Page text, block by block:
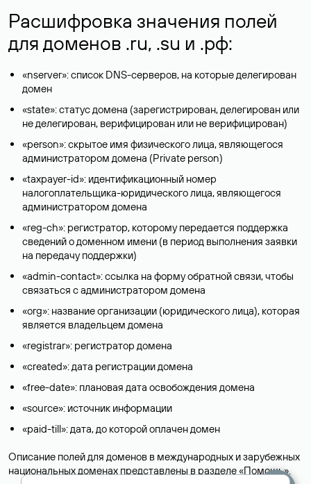
Расшифровка значения полей
для доменов .ru, .su и .рф:
«nserver»: список DNS-серверов, на которые делегирован
домен
«state»: статус домена (зарегистрирован, делегирован или
не делегирован, верифицирован или не верифицирован)
«person»: скрытое имя физического лица, являющегося
администратором домена (Privatе person)
«taxpayer-id»: идентификационный номер
налогоплательщика-юридического лица, являющегося
администратором домена
«reg-ch»: регистратор, которому передается поддержка
сведений о доменном имени (в период выполнения заявки
на передачу поддержки)
«admin-contact»: ссылка на форму обратной связи, чтобы
связаться с администратором домена
«org»: название организации (юридического лица), которая
является владельцем домена
«registrar»: регистратор домена
«created»: дата регистрации домена
«free-date»: плановая дата освобождения домена
«source»: источник информации
«paid-till»: дата, до которой оплачен домен
Описание полей для доменов в международных и зарубежных
национальных доменах представлены в разделе «Помощь».